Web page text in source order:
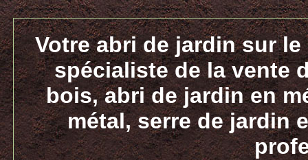
Votre abri de jardin sur
spécialiste de la vente
bois, abri de jardin en
métal, serre de jardin